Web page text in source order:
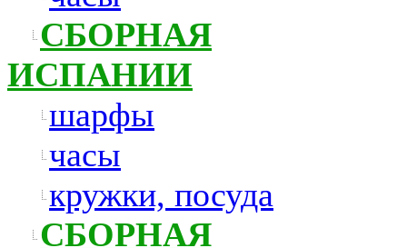
СБОРНАЯ
ИСПАНИИ
шарфы
часы
кружки, посуда
СБОРНАЯ